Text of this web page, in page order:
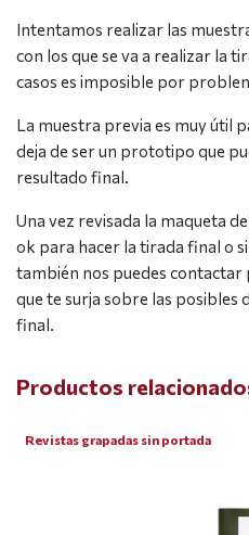
Intentamos realizar las
con los que se va a realizar la
casos es imposible por
La muestra previa es muy útil
deja de ser un prototipo que
resultado final.
Una vez revisada la maqueta
ok para hacer la tirada final o
también nos puedes contactar
que te surja sobre las posibles
final.
Productos
Revistas grapadas sin portada -